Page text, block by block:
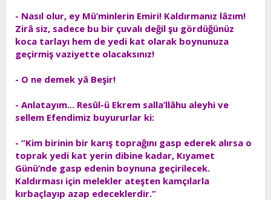
- Nasıl olur, ey Mü’minlerin Emiri! Kaldırmanız lâzım!
Zirâ siz, sadece bu bir çuvalı değil şu gördüğünüz
koca tarlayı hem de yedi kat olarak boynunuza
geçirmiş vaziyette olacaksınız!
- O ne demek yâ Beşir!
- Anlatayım... Resûl-ü Ekrem salla’llâhu aleyhi ve
sellem Efendimiz buyururlar ki:
- “Kim birinin bir karış toprağını gasp ederek alırsa o
toprak yedi kat yerin dibine kadar, Kıyamet
Günü’nde gasp edenin boynuna geçirilecek.
Kaldırması için melekler ateşten kamçılarla
kırbaçlayıp azap edeceklerdir.”